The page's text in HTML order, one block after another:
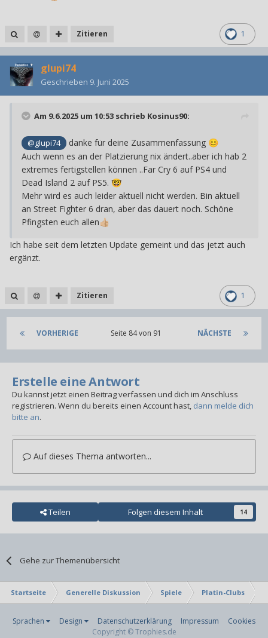
1
Zitieren
glupi74
Geschrieben 9. Juni 2025
Am 9.6.2025 um 10:53 schrieb Kosinus90:
@glupi74 danke für deine Zusammenfassung 😊
Auch wenn es an der Platzierung nix ändert..aber ich hab 2
extremes fertigstellen können ..Far Cry 6 auf PS4 und
Dead Island 2 auf PS5. 🤓
Mehr wird es auch leider aktuell nicht werden. Bin aktuell
an Street Fighter 6 dran, aber das dauert noch. Schöne
Pfingsten euch allen👍🏼
Ich habe seit dem letzten Update gemeint und das jetzt auch
ergänzt.
1
Zitieren
VORHERIGE NÄCHSTE
Seite 84 von 91
Erstelle eine Antwort
Du kannst jetzt einen Beitrag verfassen und dich im Anschluss
registrieren. Wenn du bereits einen Account hast, dann melde dich
bitte an.
Auf dieses Thema antworten...
Teilen Folgen diesem Inhalt 14
Gehe zur Themenübersicht
Startseite Generelle Diskussion Spiele Platin-Clubs
Sprachen Design Datenschutzerklärung Impressum
Cookies
Copyright © Trophies.de